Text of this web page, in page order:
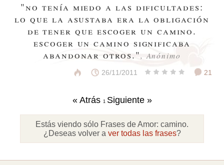
"no tenía miedo a las dificultades:
lo que la asustaba era la obligación
de tener que escoger un camino.
escoger un camino significaba
abandonar otros.", Anónimo
26/11/2011 21
« Atrás 1 Siguiente »
Estás viendo sólo Frases de Amor: camino.
¿Deseas volver a ver todas las frases?